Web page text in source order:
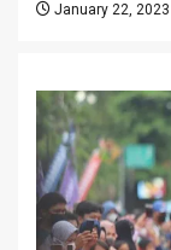
January 22, 2023